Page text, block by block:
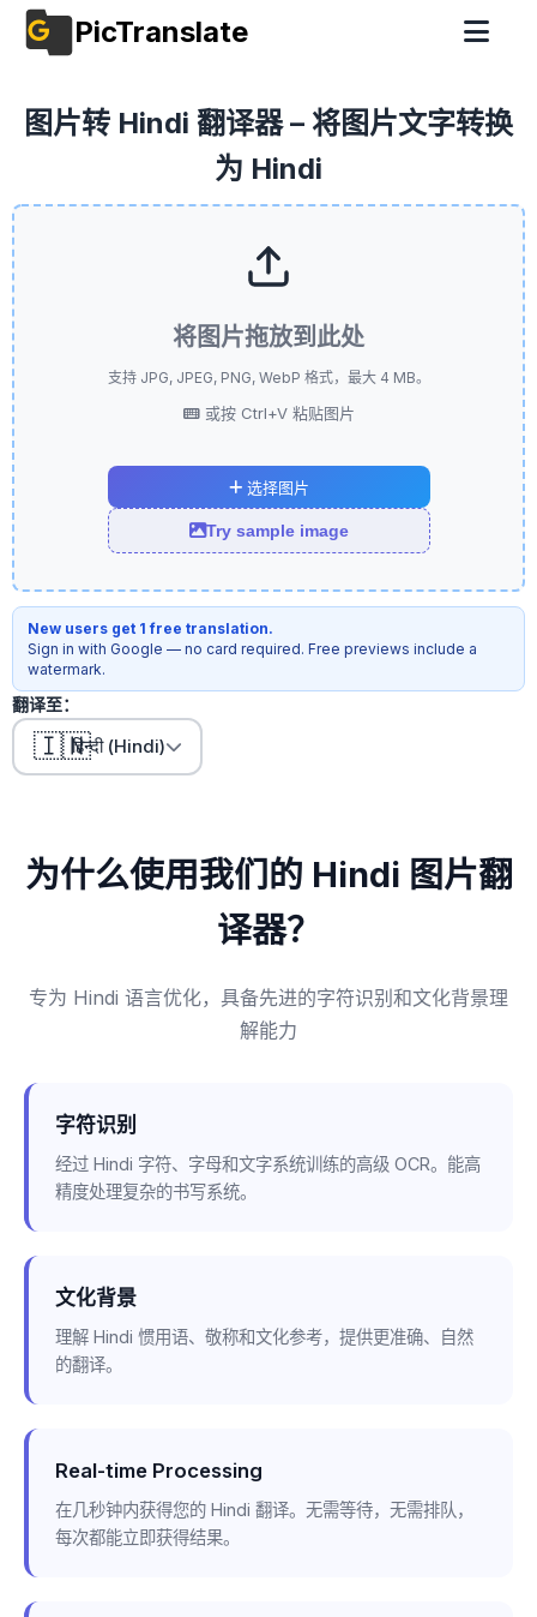
PicTranslate
图片转 Hindi 翻译器 – 将图片文字转换
为 Hindi
将图片拖放到此处
支持 JPG, JPEG, PNG, WebP 格式，最大 4 MB。
或按 Ctrl+V 粘贴图片
选择图片
Try sample image
New users get 1 free translation.
Sign in with Google — no card required. Free previews include a
watermark.
翻译至：
🇮🇳हिन्दी (Hindi)
为什么使用我们的 Hindi 图片翻
译器？
专为 Hindi 语言优化，具备先进的字符识别和文化背景理
解能力
字符识别
经过 Hindi 字符、字母和文字系统训练的高级 OCR。能高
精度处理复杂的书写系统。
文化背景
理解 Hindi 惯用语、敬称和文化参考，提供更准确、自然
的翻译。
Real-time Processing
在几秒钟内获得您的 Hindi 翻译。无需等待，无需排队，
每次都能立即获得结果。